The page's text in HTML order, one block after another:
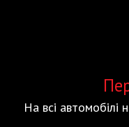
На всі автомобілі